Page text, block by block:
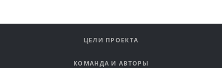
ЦЕЛИ ПРОЕКТА
КОМАНДА И АВТОРЫ